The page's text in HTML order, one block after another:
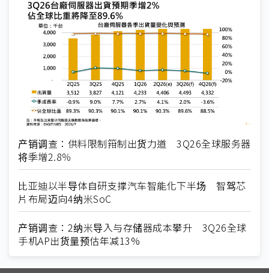
产销调查：供料限制箝制出货力道 3Q26全球服务器
将季增2.8％
比亚迪以半导体自研支撑汽车智能化下半场 智驾芯
片布局迈向4纳米SoC
产销调查：2纳米导入与存储器成本攀升 3Q26全球
手机AP出货量预估年减13%